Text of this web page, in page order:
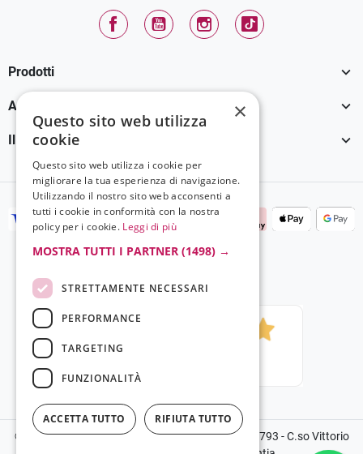
FacebookYouTube InstagramTikTok
Prodotti 
Assistenza Clienti 
Il tuo account 
©2024 Copyright Grela Parfum - P.IVA 03136100793 - C.so Vittorio
×
Questo sito web utilizza
cookie
Questo sito web utilizza i cookie per
migliorare la tua esperienza di navigazione.
Utilizzando il nostro sito web acconsenti a
tutti i cookie in conformità con la nostra
policy per i cookie. Leggi di più
MOSTRA TUTTI I PARTNER (1498) →
STRETTAMENTE NECESSARI
PERFORMANCE
TARGETING
FUNZIONALITÀ
ACCETTA TUTTO RIFIUTA TUTTO